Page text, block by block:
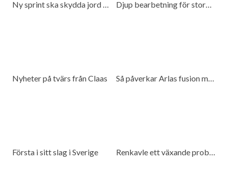
Nyheter på tvärs från Claas Så påverkar Arlas fusion med DMK mjölkproducenter
Första i sitt slag i Sverige Renkavle ett växande problem